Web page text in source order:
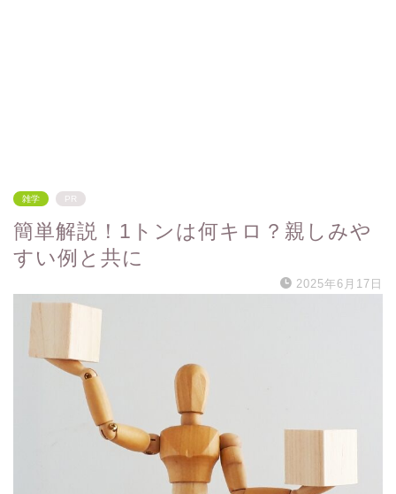
雑学 PR
簡単解説！1トンは何キロ？親しみや
すい例と共に
2025年6月17日